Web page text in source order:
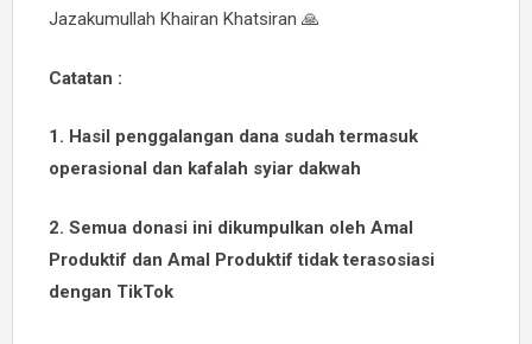
Jazakumullah Khairan Khatsiran 🙏
Catatan :
1. Hasil penggalangan dana sudah termasuk
operasional dan kafalah syiar dakwah
2. Semua donasi ini dikumpulkan oleh Amal
Produktif dan Amal Produktif tidak terasosiasi
dengan TikTok